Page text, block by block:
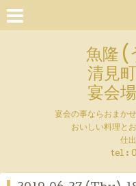
魚隆
清見
宴会
宴会の事ならおまか
おいしい料理と
仕
tel :